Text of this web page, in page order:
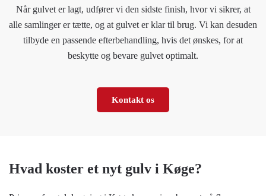
Når gulvet er lagt, udfører vi den sidste finish, hvor vi sikrer, at
alle samlinger er tætte, og at gulvet er klar til brug. Vi kan desuden
tilbyde en passende efterbehandling, hvis det ønskes, for at
beskytte og bevare gulvet optimalt.
Kontakt os
Hvad koster et nyt gulv i Køge?